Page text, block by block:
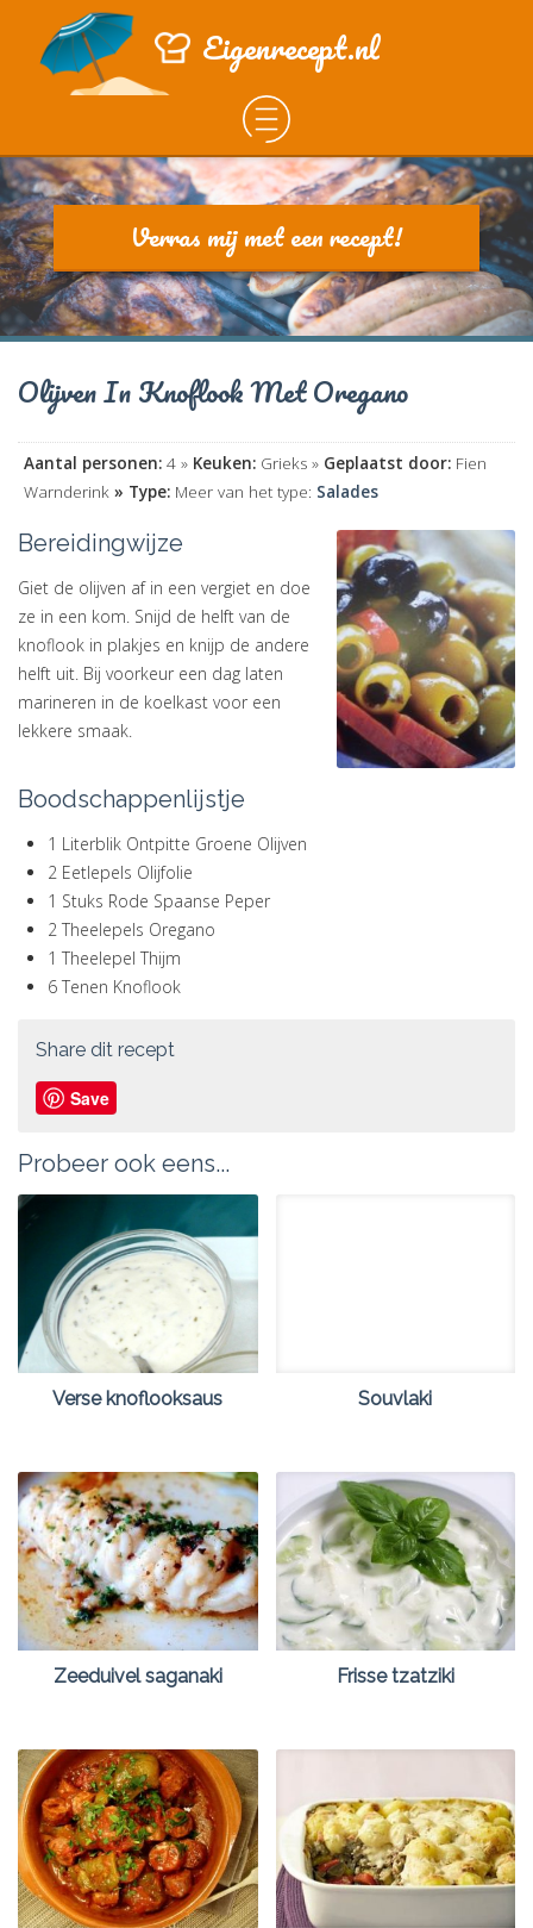
Eigenrecept.nl
Verras mij met een recept!
Olijven In Knoflook Met Oregano
Aantal personen: 4 » Keuken: Grieks » Geplaatst door: Fien
Warnderink » Type: Meer van het type: Salades
Bereidingwijze
Giet de olijven af in een vergiet en doe
ze in een kom. Snijd de helft van de
knoflook in plakjes en knijp de andere
helft uit. Bij voorkeur een dag laten
marineren in de koelkast voor een
lekkere smaak.
Boodschappenlijstje
1 Literblik Ontpitte Groene Olijven
2 Eetlepels Olijfolie
1 Stuks Rode Spaanse Peper
2 Theelepels Oregano
1 Theelepel Thijm
6 Tenen Knoflook
Share dit recept
Save
Probeer ook eens...
Verse knoflooksaus Souvlaki
Zeeduivel saganaki Frisse tzatziki